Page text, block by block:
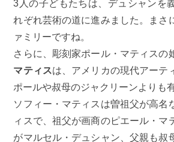
3人の子どもたちは、デュシャンを
れぞれ芸術の道に進みました。まさ
ァミリーですね。
さらに、彫刻家ポール・マティスの
マティスは、アメリカの現代アーテ
ポールや叔母のジャクリーンよりも
ソフィー・マティスは曽祖父が高名
ィスで、祖父が画商のピエール・マ
がマルセル・デュシャン、父親も叔